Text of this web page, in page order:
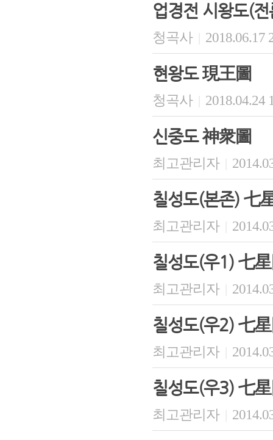
업경전 시왕도(
청곡사 2018.06.17
현왕도 現王圖
청곡사 2018.04.24
신중도 神衆圖
최고관리자
칠성도(본존) 七
최고관리자
칠성도(우1) 七
최고관리자
칠성도(우2) 七
최고관리자
칠성도(우3) 七
최고관리자